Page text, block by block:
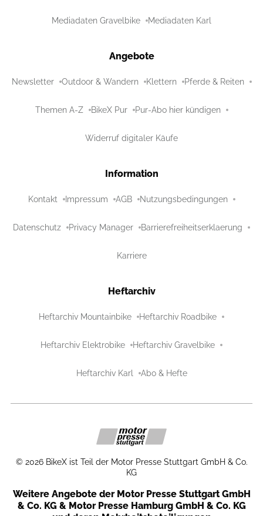
Mediadaten Gravelbike Mediadaten Karl
Angebote
Newsletter Outdoor & Wandern Klettern Pferde & Reiten
Themen A-Z BikeX Pur Pur-Abo hier kündigen
Widerruf digitaler Käufe
Information
Kontakt Impressum AGB Nutzungsbedingungen
Datenschutz Privacy Manager Barrierefreiheitserklaerung
Karriere
Heftarchiv
Heftarchiv Mountainbike Heftarchiv Roadbike
Heftarchiv Elektrobike Heftarchiv Gravelbike
Heftarchiv Karl Abo & Hefte
© 2026 BikeX ist Teil der Motor Presse Stuttgart GmbH & Co.
KG
Weitere Angebote der Motor Presse Stuttgart GmbH
& Co. KG & Motor Presse Hamburg GmbH & Co. KG